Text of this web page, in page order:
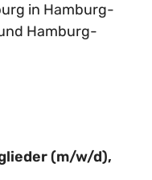
in Hamburg-
Hamburg-
(m/w/d),